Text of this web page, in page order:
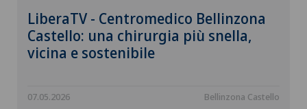
LiberaTV - Centromedico Bellinzona
Castello: una chirurgia più snella,
vicina e sostenibile
07.05.2026 Bellinzona Castello